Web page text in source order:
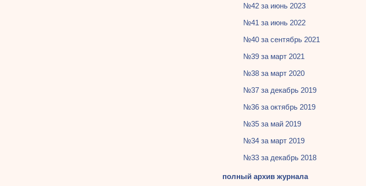
№42 за июнь 2023
№41 за июнь 2022
№40 за сентябрь 2021
№39 за март 2021
№38 за март 2020
№37 за декабрь 2019
№36 за октябрь 2019
№35 за май 2019
№34 за март 2019
№33 за декабрь 2018
полный архив журнала